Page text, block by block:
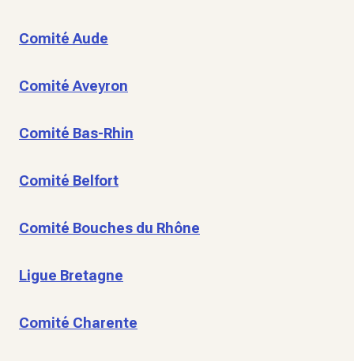
Comité Aude
Comité Aveyron
Comité Bas-Rhin
Comité Belfort
Comité Bouches du Rhône
Ligue Bretagne
Comité Charente